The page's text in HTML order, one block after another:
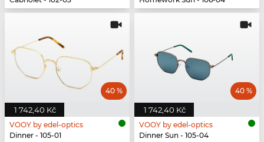
1 742,40 Kč
40 %
VOOY by edel-optics
Dinner - 105-01
1 742,40 Kč
40 %
VOOY by edel-optics
Dinner Sun - 105-04